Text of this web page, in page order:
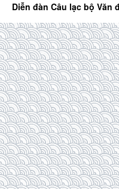
Diễn đàn Câu lạc bộ Văn